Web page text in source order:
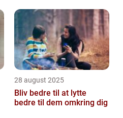
28 august 2025
Bliv bedre til at lytte
bedre til dem omkring dig